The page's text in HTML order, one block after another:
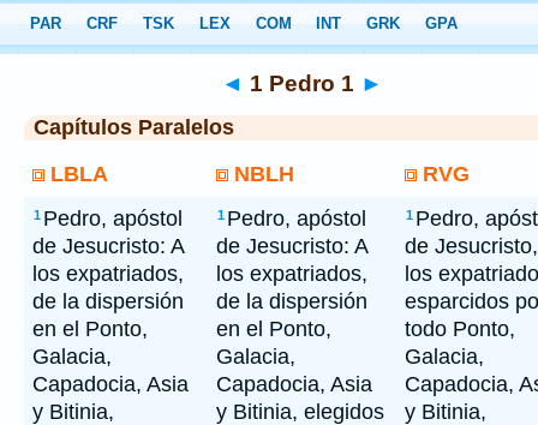
> 1 Pedro 1
◄ 1 Pedro 1 ►
Capítulos Paralelos
LBLA
NBLH RVG
1 Pedro, apóstol
de Jesucristo: A
los expatriados,
de la dispersión
en el Ponto,
Galacia,
Capadocia, Asia
y Bitinia,
1 Pedro, apóstol
de Jesucristo: A
los expatriados,
de la dispersión
en el Ponto,
Galacia,
Capadocia, Asia
y Bitinia, elegidos
1 Pedro,
de
los
esparcidos
todo Ponto,
Galacia,
Capadocia,
y Bitinia,